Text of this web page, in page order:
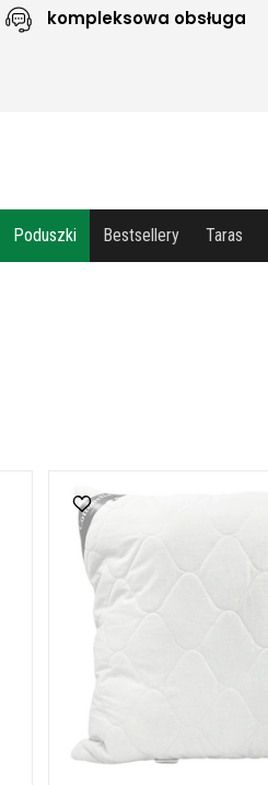
kompleksowa obsługa
Poduszki Bestsellery Taras